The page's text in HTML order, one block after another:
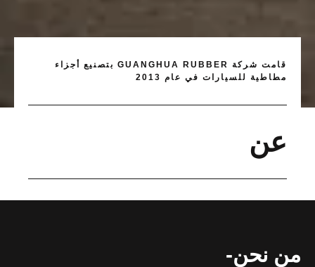
قامت شركة GUANGHUA RUBBER بتصنيع أجزاء
مطاطية للسيارات في عام 2013
عن
من نحن-